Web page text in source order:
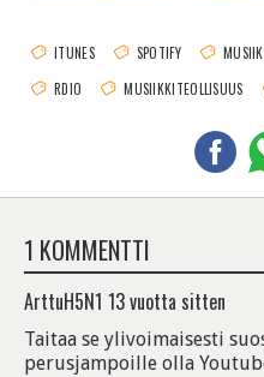
ITUNES SPOTIFY
RDIO
MUSIIKKITEOLLISUUS
1 KOMMENTTI
ArttuH5N1 13 vuotta sitten
Taitaa se ylivoimaisesti
perusjampoille olla